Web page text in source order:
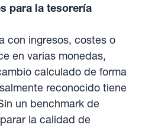
para la tesorería
con ingresos, costes o
en varias monedas,
calculado de forma
reconocido tiene
un benchmark de
la calidad de